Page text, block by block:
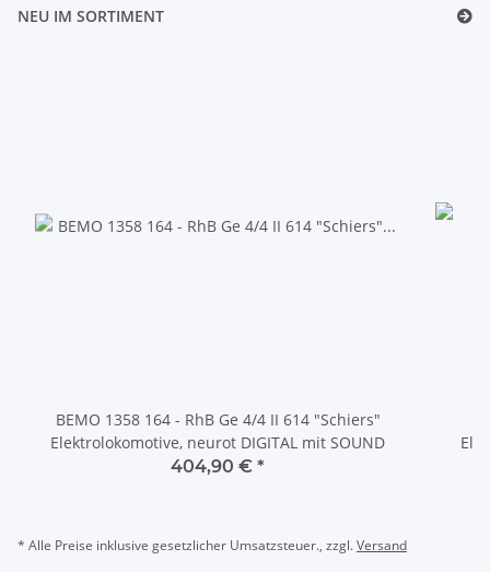
NEU IM SORTIMENT
BEMO 1358 164 - RhB Ge 4/4 II 614 "Schiers"
Elektrolokomotive, neurot DIGITAL mit SOUND
404,90 € *
* Alle Preise inklusive gesetzlicher Umsatzsteuer., zzgl.Versand